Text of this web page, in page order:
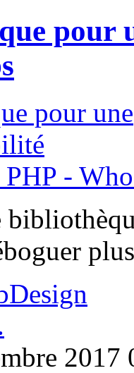
pour
2017